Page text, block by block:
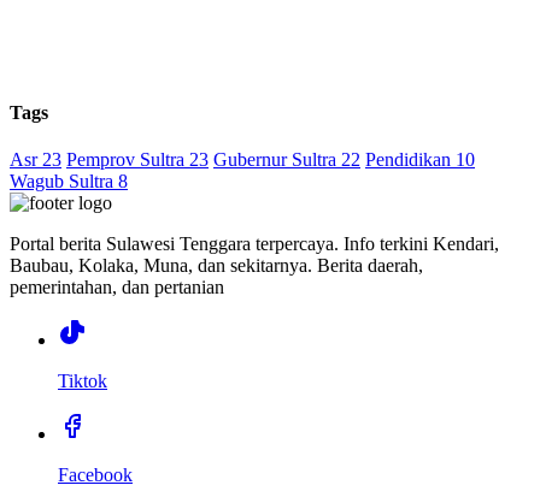
Tags
Asr 23 Pemprov Sultra 23 Gubernur Sultra 22 Pendidikan 10
Wagub Sultra 8
Portal berita Sulawesi Tenggara terpercaya. Info terkini Kendari,
Baubau, Kolaka, Muna, dan sekitarnya. Berita daerah,
pemerintahan, dan pertanian
Tiktok
Facebook